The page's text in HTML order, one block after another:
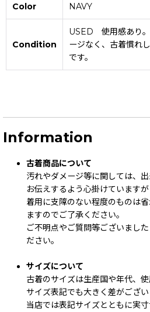
Color NAVY
Condition
USED 使用感あり。
ージなく、古着慣れ
です。
Information
古着商品について
汚れやダメージ等に関しては、
お伝えするよう心掛けていますが
着用に支障のない程度のものは
ますのでご了承ください。
ご不明点やご質問等ございまし
ださい。
サイズについて
古着のサイズは生産国や年代、
サイズ表記でも大きく差がござい
当店では表記サイズとともに実